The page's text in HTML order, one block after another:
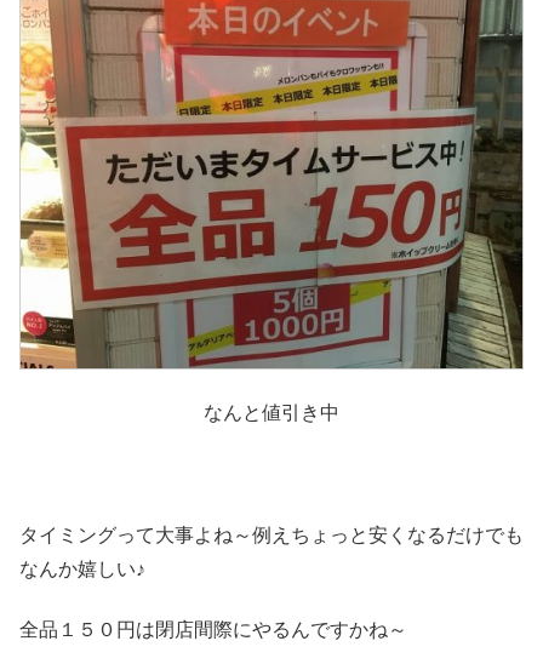
なんと値引き中
タイミングって大事よね～例えちょっと安くなるだけでも
なんか嬉しい♪
全品１５０円は閉店間際にやるんですかね～